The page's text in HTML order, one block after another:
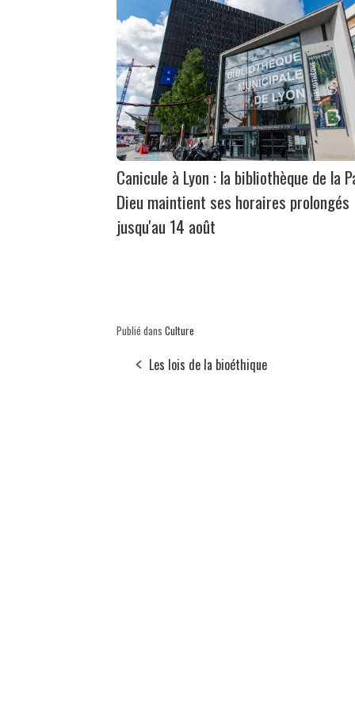
Canicule à Lyon : la bibliothèque de la
Dieu maintient ses horaires prolongés
jusqu'au 14 août
Publié dans Culture
Les lois de la bioéthique